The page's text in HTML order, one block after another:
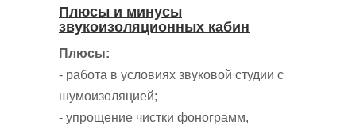
Плюсы и минусы
звукоизоляционных кабин
Плюсы:
- работа в условиях звуковой студии с
шумоизоляцией;
- упрощение чистки фонограмм,